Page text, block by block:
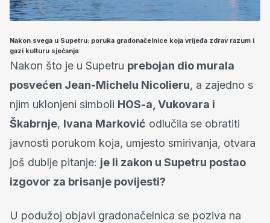
Nakon svega u Supetru: poruka gradonačelnice koja vrijeđa zdrav razum i
gazi kulturu sjećanja
Nakon što je u Supetru prebojan dio murala
posvećen Jean-Michelu Nicolieru, a zajedno s
njim uklonjeni simboli HOS-a, Vukovara i
Škabrnje, Ivana Marković odlučila se obratiti
javnosti porukom koja, umjesto smirivanja, otvara
još dublje pitanje: je li zakon u Supetru postao
izgovor za brisanje povijesti?
U podužoj objavi gradonačelnica se poziva na